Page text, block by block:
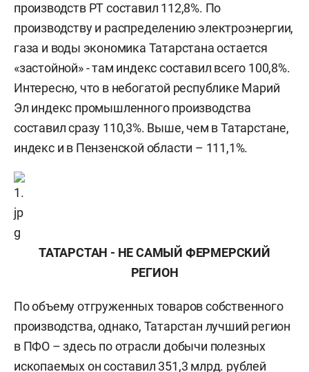
производств РТ составил 112,8%. По
производству и распределению электроэнергии,
газа и воды экономика Татарстана остается
«застойной» - там индекс составил всего 100,8%.
Интересно, что в небогатой республике Марий
Эл индекс промышленного производства
составил сразу 110,3%. Выше, чем в Татарстане,
индекс и в Пензенской области – 111,1%.
ТАТАРСТАН - НЕ САМЫЙ ФЕРМЕРСКИЙ
РЕГИОН
По объему отгруженных товаров собственного
производства, однако, Татарстан лучший регион
в ПФО – здесь по отрасли добычи полезных
ископаемых он составил 351,3 млрд. рублей